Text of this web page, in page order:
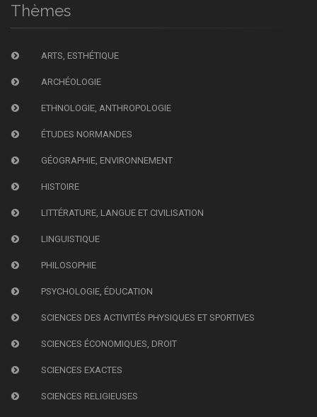
Thèmes
ARTS, ESTHÉTIQUE
ARCHÉOLOGIE
ETHNOLOGIE, ANTHROPOLOGIE
ÉTUDES NORMANDES
GÉOGRAPHIE, ENVIRONNEMENT
HISTOIRE
LITTÉRATURE, LANGUE ET CIVILISATION
LINGUISTIQUE
PHILOSOPHIE
PSYCHOLOGIE, ÉDUCATION
SCIENCES DES ACTIVITÉS PHYSIQUES ET SPORTIVES
SCIENCES ÉCONOMIQUES, DROIT
SCIENCES EXACTES
SCIENCES RELIGIEUSES